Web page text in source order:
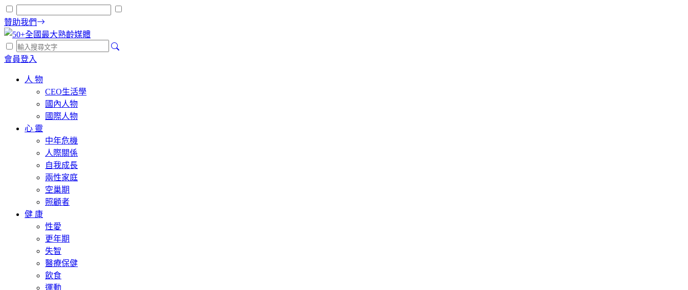
贊助我們
會員登入
人 物
CEO生活學
國內人物
國際人物
心 靈
中年危機
人際關係
自我成長
兩性家庭
空巢期
照顧者
健 康
性愛
更年期
失智
醫療保健
飲食
運動